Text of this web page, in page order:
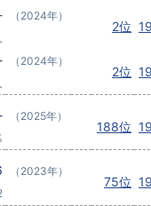
（2024年）
2位
（2024年）
2位
（2025年）
188位
（2023年）
75位